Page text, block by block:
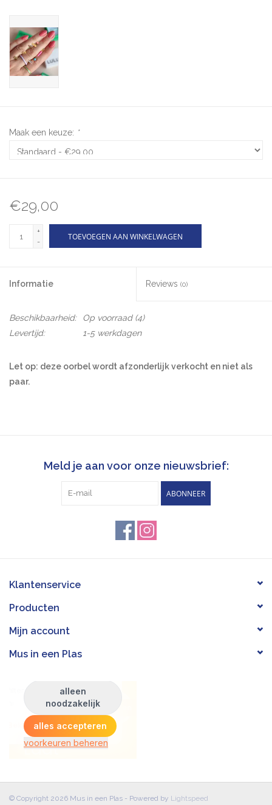
Maak een keuze: *
€29,00
+
-
TOEVOEGEN AAN WINKELWAGEN
Informatie Reviews (0)
Beschikbaarheid: Op voorraad(4)
Levertijd:
1-5 werkdagen
Let op: deze oorbel wordt afzonderlijk verkocht en niet als
paar.
effect blijft de vorm voor altijd behouden.
Sieraden van LULU Copenhagen zijn altijd nikkelvrij.
Meld je aan voor onze nieuwsbrief:
ABONNEER
Klantenservice
Producten
Mijn account
Mus in een Plas
© Copyright 2026 Mus in een Plas - Powered by Lightspeed